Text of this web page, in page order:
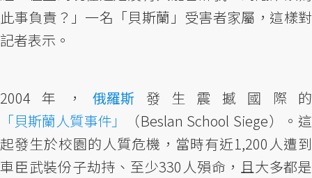
此事負責？」一名「貝斯蘭」受害者家屬，這樣對
記者表示。
2004年，俄羅斯 發生震撼國際的
「貝斯蘭人質事件」
（Beslan School Siege）。這
起發生於校園的人質危機，當時有近1,200人遭到
車臣武裝份子劫持、至少330人殞命，且大多都是